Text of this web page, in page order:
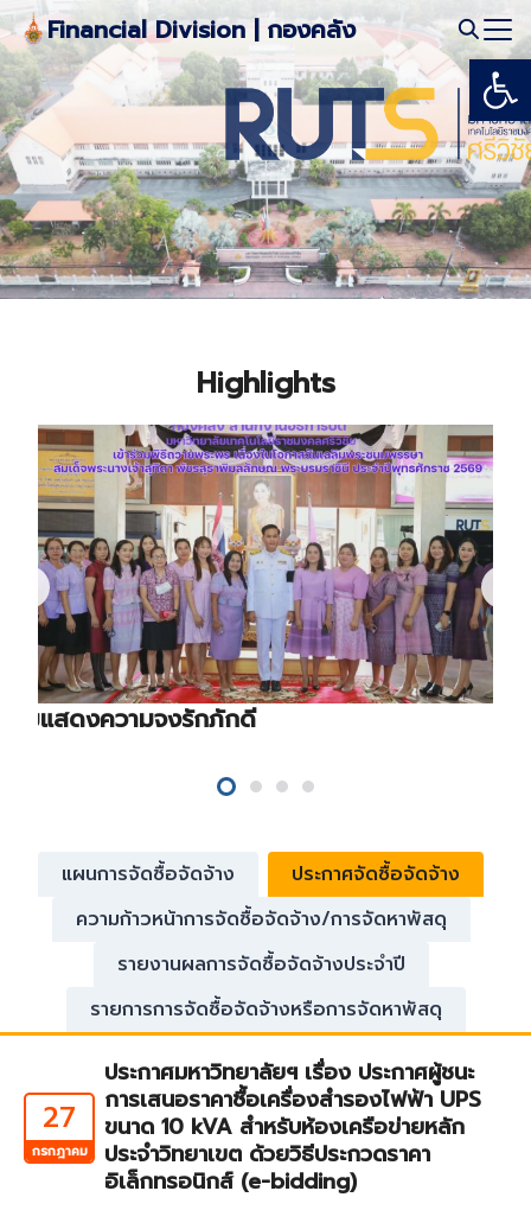
Skip
to
content
Financial Division | กองคลัง
Search
for:
Highlights
ร่วมแสดงความจงรักภักดี
แผนการจัดซื้อจัดจ้าง
ประกาศจัดซื้อจัดจ้าง
ความก้าวหน้าการจัดซื้อจัดจ้าง/การจัดหาพัสดุ
รายงานผลการจัดซื้อจัดจ้างประจำปี
รายการการจัดซื้อจัดจ้างหรือการจัดหาพัสดุ
27
กรกฎาคม
ประกาศมหาวิทยาลัยฯ เรื่อง ประกาศผู้ชนะ
การเสนอราคาซื้อเครื่องสำรองไฟฟ้า UPS
ขนาด 10 kVA สำหรับห้องเครือข่ายหลัก
ประจำวิทยาเขต ด้วยวิธีประกวดราคา
อิเล็กทรอนิกส์ (e-bidding)